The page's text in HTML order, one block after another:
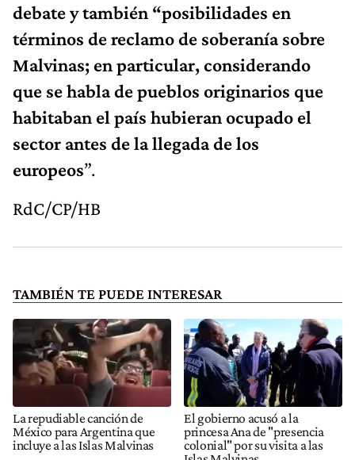
debate y también “posibilidades en
términos de reclamo de soberanía sobre
Malvinas; en particular, considerando
que se habla de pueblos originarios que
habitaban el país hubieran ocupado el
sector antes de la llegada de los
europeos”.
RdC/CP/HB
TAMBIÉN TE PUEDE INTERESAR
La repudiable canción de
México para Argentina que
incluye a las Islas Malvinas
El gobierno acusó a la
princesa Ana de "presencia
colonial" por su visita a las